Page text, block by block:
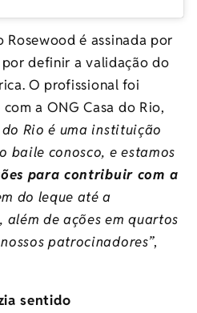
é assinada por
por definir a validação do
O profissional foi
a ONG Casa do Rio,
do Rio é uma instituição
baile conosco, e estamos
para contribuir com a
do leque até a
de ações em quartos
patrocinadores”,
sentido